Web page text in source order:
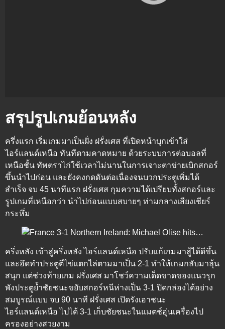
สรุปรูปเกมย้อนหลัง
ครึ่งแรก เริ่มเกมมาเป็นฝั่ง ฝรั่งเศส ที่เปิดหน้าบุกเข้าใส่
ไอร์แลนด์เหนือ ทันทีตามคาดหมาย ด้วยระบบการต่อบอลที่
เหนือชั้น ทัพตราไก่ใช้เวลาไม่นานในการเจาะตาข่ายเบิกสกอร์
ขึ้นนำไปก่อน และยังคงกดดันต่อเนื่องจนบวกประตูเพิ่มได้
สำเร็จ จบ 45 นาทีแรก ฝรั่งเศส กุมความได้เปรียบทั้งสกอร์และ
รูปเกมที่เหนือกว่า นำไปก่อนแบบสบายๆ ท่ามกลางเสียงเชียร์
กระหึ่ม
ครึ่งหลัง เข้าสู่ครึ่งหลัง ไอร์แลนด์เหนือ ปรับแก้เกมมาสู้ได้ดีขึ้น
และฮึดทำประตูตีไข่แตกไล่ตามมาเป็น 2-1 ทำให้เกมกลับมาลุ้น
สนุก แต่ช่วงท้ายเกม ฝรั่งเศส มาโชว์ความเด็ดขาดของแนวรุก
พังประตูย้ำชัยชนะขยับสกอร์หนีห่างเป็น 3-1 ปิดกล่องได้อย่าง
สมบูรณ์แบบ จบ 90 นาที ฝรั่งเศส เปิดรังเอาชนะ
ไอร์แลนด์เหนือ ไปได้ 3-1 เก็บชัยชนะในแมตช์อุ่นเครื่องไป
ครองอย่างสวยงาม